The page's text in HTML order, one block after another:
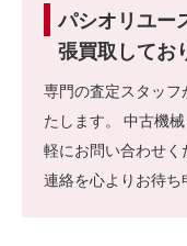
パシオリユー
張買取してお
専門の査定スタッ
たします。 中古機
軽にお問い合わせ
連絡を心よりお待ち